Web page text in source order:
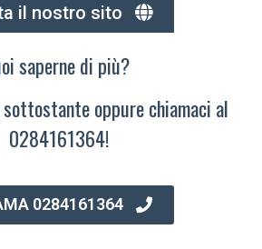
il nostro sito
saperne di più?
oppure chiamaci al
0284161364!
0284161364